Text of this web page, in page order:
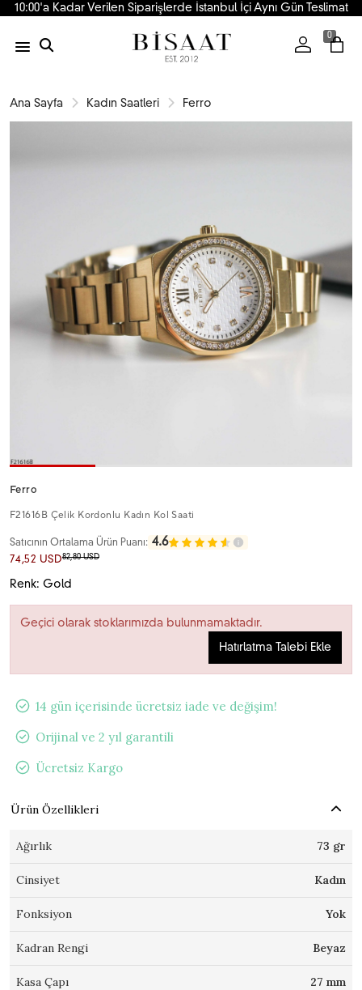
10:00'a Kadar Verilen Siparişlerde İstanbul İçi Aynı Gün Teslimat
0
Ana Sayfa Kadın Saatleri Ferro
Ferro
F21616B Çelik Kordonlu Kadın Kol Saati
Satıcının Ortalama Ürün Puanı: 4.6
74,52 USD82,80 USD
Renk: Gold
Geçici olarak stoklarımızda bulunmamaktadır.
Hatırlatma Talebi Ekle
14 gün içerisinde ücretsiz iade ve değişim!
Orijinal ve 2 yıl garantili
Ücretsiz Kargo
Ürün Özellikleri
Ağırlık 73 gr
Cinsiyet Kadın
Fonksiyon Yok
Kadran Rengi Beyaz
Kasa Çapı 27 mm